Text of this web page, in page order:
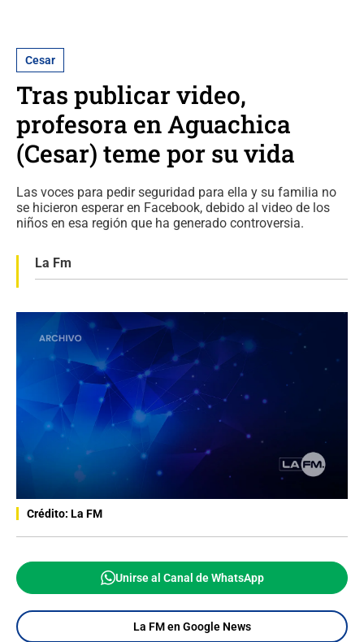
Cesar
Tras publicar video,
profesora en Aguachica
(Cesar) teme por su vida
Las voces para pedir seguridad para ella y su familia no
se hicieron esperar en Facebook, debido al video de los
niños en esa región que ha generado controversia.
La Fm
Crédito: La FM
Unirse al Canal de WhatsApp
La FM en Google News